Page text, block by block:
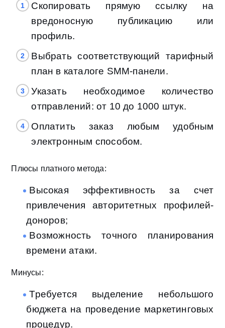
Скопировать прямую ссылку на
вредоносную публикацию или
профиль.
Выбрать соответствующий тарифный
план в каталоге SMM-панели.
Указать необходимое количество
отправлений: от 10 до 1000 штук.
Оплатить заказ любым удобным
электронным способом.
Плюсы платного метода:
Высокая эффективность за счет
привлечения авторитетных профилей-
доноров;
Возможность точного планирования
времени атаки.
Минусы:
Требуется выделение небольшого
бюджета на проведение маркетинговых
процедур.